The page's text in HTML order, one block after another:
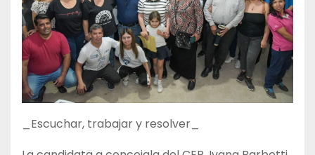
_Escuchar, trabajar y resolver_